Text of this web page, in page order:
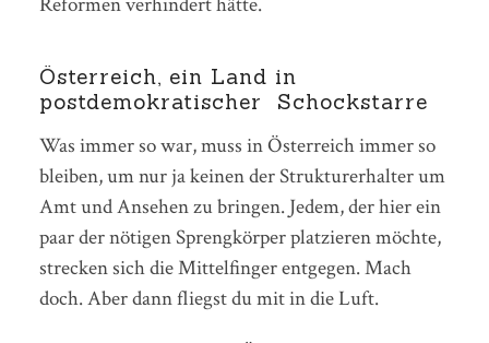
Österreich, ein Land in
postdemokratischer Schockstarre
Was immer so war, muss in Österreich immer so
bleiben, um nur ja keinen der Strukturerhalter um
Amt und Ansehen zu bringen. Jedem, der hier ein
paar der nötigen Sprengkörper platzieren möchte,
strecken sich die Mittelfinger entgegen. Mach
doch. Aber dann fliegst du mit in die Luft.